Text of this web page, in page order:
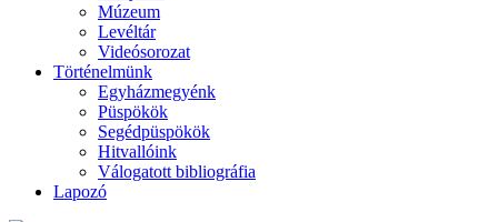
Múzeum
Levéltár
Videósorozat
Történelmünk
Egyházmegyénk
Püspökök
Segédpüspökök
Hitvallóink
Válogatott bibliográfia
Lapozó